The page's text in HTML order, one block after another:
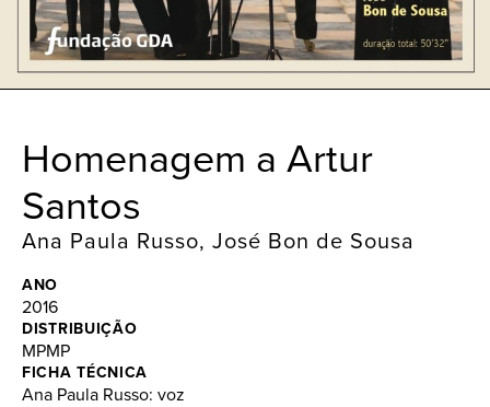
Homenagem a Artur
Santos
Ana Paula Russo, José Bon de Sousa
ANO
2016
DISTRIBUIÇÃO
MPMP
FICHA TÉCNICA
Ana Paula Russo: voz